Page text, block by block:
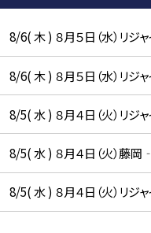
8/6( 木 ) ８月５日（水）リ
8/6( 木 ) ８月５日（水）リ
8/5( 水 ) ８月４日（火）リ
8/5( 水 ) ８月４日（火）藤
8/5( 水 ) ８月４日（火）リ